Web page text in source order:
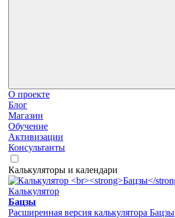
О проекте
Блог
Магазин
Обучение
Активизации
Консультанты
Калькуляторы и календари
Калькулятор
Бацзы
Расширенная версия калькулятора Бацзы